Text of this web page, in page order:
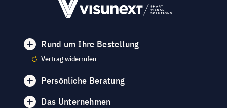
Rund um Ihre Bestellung
Vertrag widerrufen
Persönliche Beratung
Das Unternehmen